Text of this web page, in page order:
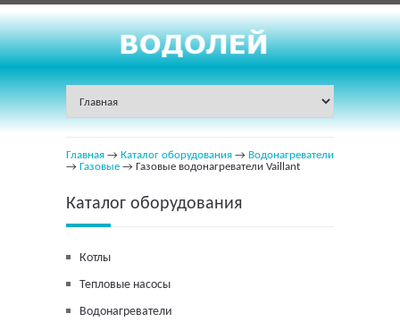
Главная → Каталог оборудования → Водонагреватели
→ Газовые → Газовые водонагреватели Vaillant
Каталог оборудования
Котлы
Тепловые насосы
Водонагреватели